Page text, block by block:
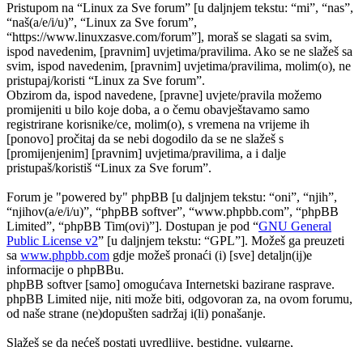
Pristupom na “Linux za Sve forum” [u daljnjem tekstu: “mi”, “nas”,
“naš(a/e/i/u)”, “Linux za Sve forum”,
“https://www.linuxzasve.com/forum”], moraš se slagati sa svim,
ispod navedenim, [pravnim] uvjetima/pravilima. Ako se ne slažeš sa
svim, ispod navedenim, [pravnim] uvjetima/pravilima, molim(o), ne
pristupaj/koristi “Linux za Sve forum”.
Obzirom da, ispod navedene, [pravne] uvjete/pravila možemo
promijeniti u bilo koje doba, a o čemu obavještavamo samo
registrirane korisnike/ce, molim(o), s vremena na vrijeme ih
[ponovo] pročitaj da se nebi dogodilo da se ne slažeš s
[promijenjenim] [pravnim] uvjetima/pravilima, a i dalje
pristupaš/koristiš “Linux za Sve forum”.
Forum je "powered by" phpBB [u daljnjem tekstu: “oni”, “njih”,
“njihov(a/e/i/u)”, “phpBB softver”, “www.phpbb.com”, “phpBB
Limited”, “phpBB Tim(ovi)”]. Dostupan je pod “GNU General
Public License v2” [u daljnjem tekstu: “GPL”]. Možeš ga preuzeti
sa www.phpbb.com gdje možeš pronaći (i) [sve] detaljn(ij)e
informacije o phpBBu.
phpBB softver [samo] omogućava Internetski bazirane rasprave.
phpBB Limited nije, niti može biti, odgovoran za, na ovom forumu,
od naše strane (ne)dopušten sadržaj i(li) ponašanje.
Slažeš se da nećeš postati uvredljive, bestidne, vulgarne,